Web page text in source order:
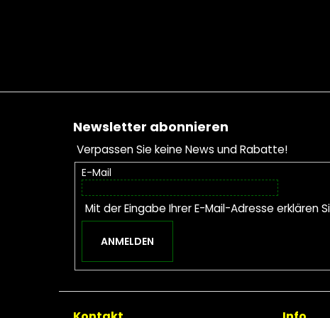
Fußzeile
Newsletter abonnieren
Verpassen Sie keine News und Rabatte!
E-Mail
Mit der Eingabe Ihrer E-Mail-Adresse erklären
ANMELDEN